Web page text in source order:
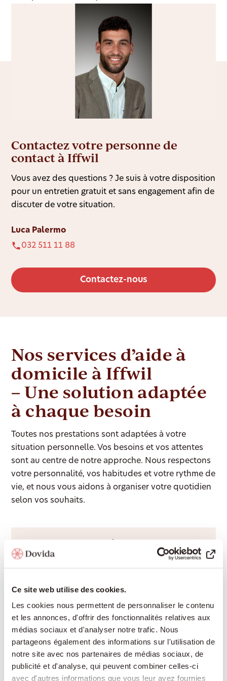
Ce site web utilise des cookies.
Les cookies nous permettent de personnaliser le contenu
et les annonces, d'offrir des fonctionnalités relatives aux
médias sociaux et d'analyser notre trafic. Nous
partageons également des informations sur l'utilisation de
notre site avec nos partenaires de médias sociaux, de
publicité et d'analyse, qui peuvent combiner celles-ci
avec d'autres informations que vous leur avez fournies
Contactez votre personne de
contact à Iffwil
Vous avez des questions ? Je suis à votre disposition
pour un entretien gratuit et sans engagement afin de
discuter de votre situation.
Luca Palermo
032 511 11 88
Contactez-nous
Nos services d’aide à
domicile à Iffwil
– Une solution adaptée
à chaque besoin
Toutes nos prestations sont adaptées à votre
situation personnelle. Vos besoins et vos attentes
sont au centre de notre approche. Nous respectons
votre personnalité, vos habitudes et votre rythme de
vie, et nous vous aidons à organiser votre quotidien
selon vos souhaits.
sécurité sans devoir déménager en
établissement médico-social.
Aide à domicile
Cuisine, ménage, lessive ou courses : nous
vous aidons dans les tâches quotidiennes afin